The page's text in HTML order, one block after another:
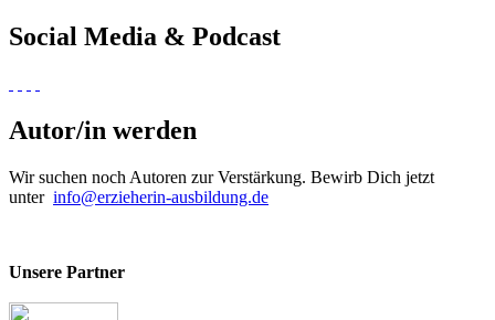
Social Media & Podcast
Autor/in werden
Wir suchen noch Autoren zur Verstärkung. Bewirb Dich jetzt
unter info@erzieherin-ausbildung.de
Unsere Partner